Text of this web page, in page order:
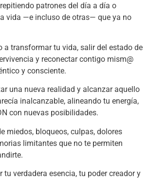
patrones del día a día o
vida —e incluso de otras— que ya no
a transformar tu vida, salir del estado de
y reconectar contigo mism@
y consciente.
una nueva realidad y alcanzar aquello
inalcanzable, alineando tu energía,
con nuevas posibilidades.
miedos, bloqueos, culpas, dolores
limitantes que no te permiten
tu verdadera esencia, tu poder creador y